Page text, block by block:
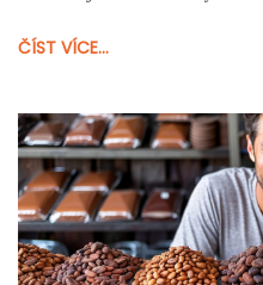
konzumace,
Pozor je věnován i
které čokoládový průmysl
ČÍST VÍCE...